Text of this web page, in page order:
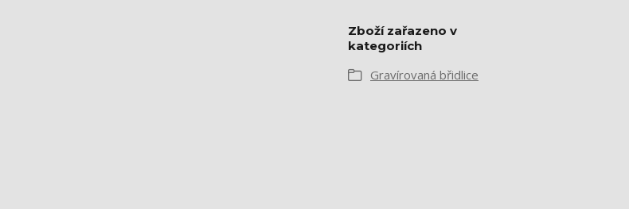
Zboží zařazeno v
kategoriích
Gravírovaná břidlice